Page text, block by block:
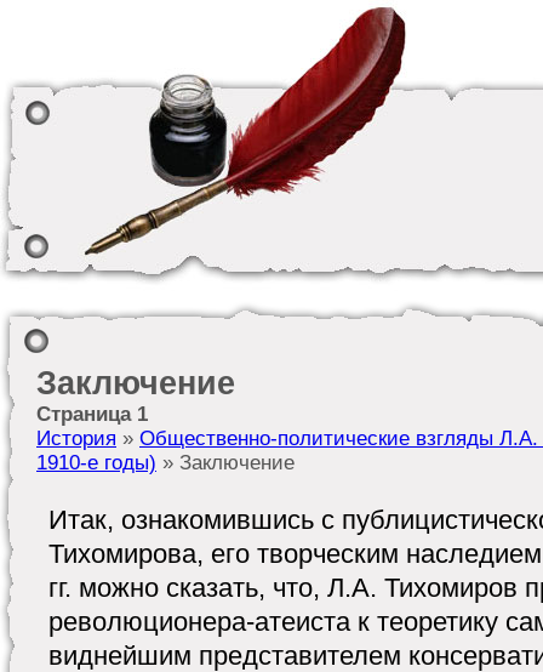
Заключение
Страница 1
История » Общественно-политические взгляды
1910-е годы) » Заключение
Итак, ознакомившись с
Тихомирова, его творческим
гг. можно сказать, что, Л.А. Тихомиров
революционера-атеиста к теоретику
виднейшим представителем